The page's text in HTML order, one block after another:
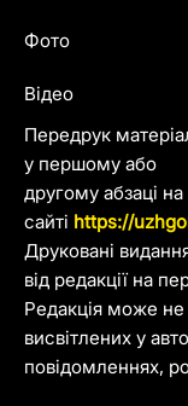
Передрук
у першому або
другому абзаці на
сайті https://
Друковані
від редакції на
Редакція може не
висвітлених у
повідомленнях,
Фото
Відео